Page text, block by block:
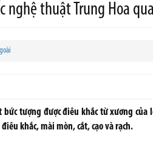
nghệ thuật Trung Hoa
bức tượng được điêu khắc từ xương của
khắc, mài mòn, cắt, cạo và rạch.